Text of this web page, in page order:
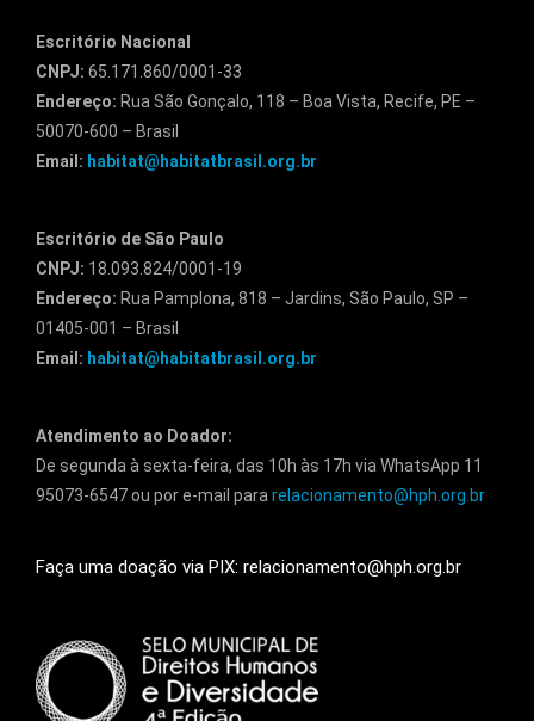
Escritório Nacional
CNPJ: 65.171.860/0001-33
Endereço: Rua São Gonçalo, 118 – Boa Vista, Recife, PE –
50070-600 – Brasil
Email: habitat@habitatbrasil.org.br
Escritório de São Paulo
CNPJ: 18.093.824/0001-19
Endereço: Rua Pamplona, 818 – Jardins, São Paulo, SP –
01405-001 – Brasil
Email: habitat@habitatbrasil.org.br
Atendimento ao Doador:
De segunda à sexta-feira, das 10h às 17h via WhatsApp 11
95073-6547 ou por e-mail para relacionamento@hph.org.br
Faça uma doação via PIX: relacionamento@hph.org.br